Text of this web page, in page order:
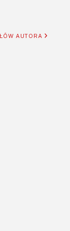
AUTORA